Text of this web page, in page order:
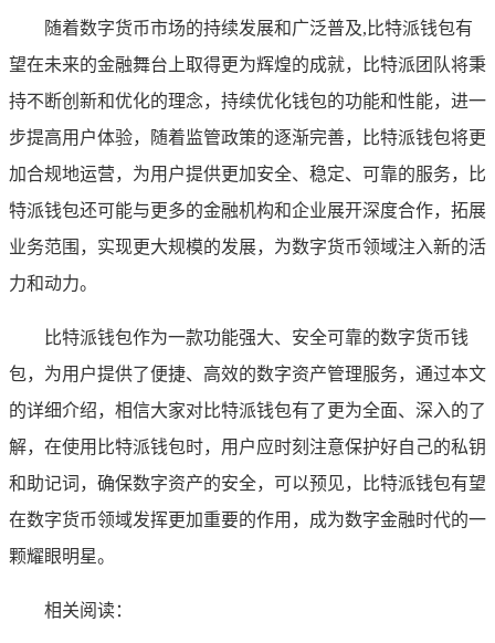
随着数字货币市场的持续发展和广泛普及,比特派钱包有
望在未来的金融舞台上取得更为辉煌的成就，比特派团队将秉
持不断创新和优化的理念，持续优化钱包的功能和性能，进一
步提高用户体验，随着监管政策的逐渐完善，比特派钱包将更
加合规地运营，为用户提供更加安全、稳定、可靠的服务，比
特派钱包还可能与更多的金融机构和企业展开深度合作，拓展
业务范围，实现更大规模的发展，为数字货币领域注入新的活
力和动力。
比特派钱包作为一款功能强大、安全可靠的数字货币钱
包，为用户提供了便捷、高效的数字资产管理服务，通过本文
的详细介绍，相信大家对比特派钱包有了更为全面、深入的了
解，在使用比特派钱包时，用户应时刻注意保护好自己的私钥
和助记词，确保数字资产的安全，可以预见，比特派钱包有望
在数字货币领域发挥更加重要的作用，成为数字金融时代的一
颗耀眼明星。
相关阅读：